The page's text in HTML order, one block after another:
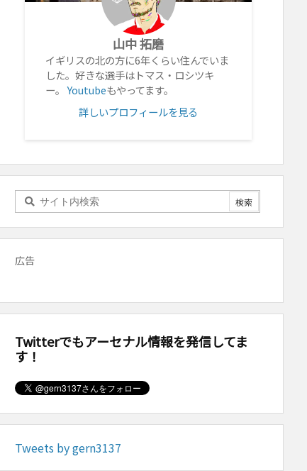
山中 拓磨
イギリスの北の方に6年くらい住んでいま
した。好きな選手はトマス・ロシツキ
ー。Youtubeもやってます。
詳しいプロフィールを見る
広告
Twitterでもアーセナル情報を発信してま
す！
Tweets by gern3137